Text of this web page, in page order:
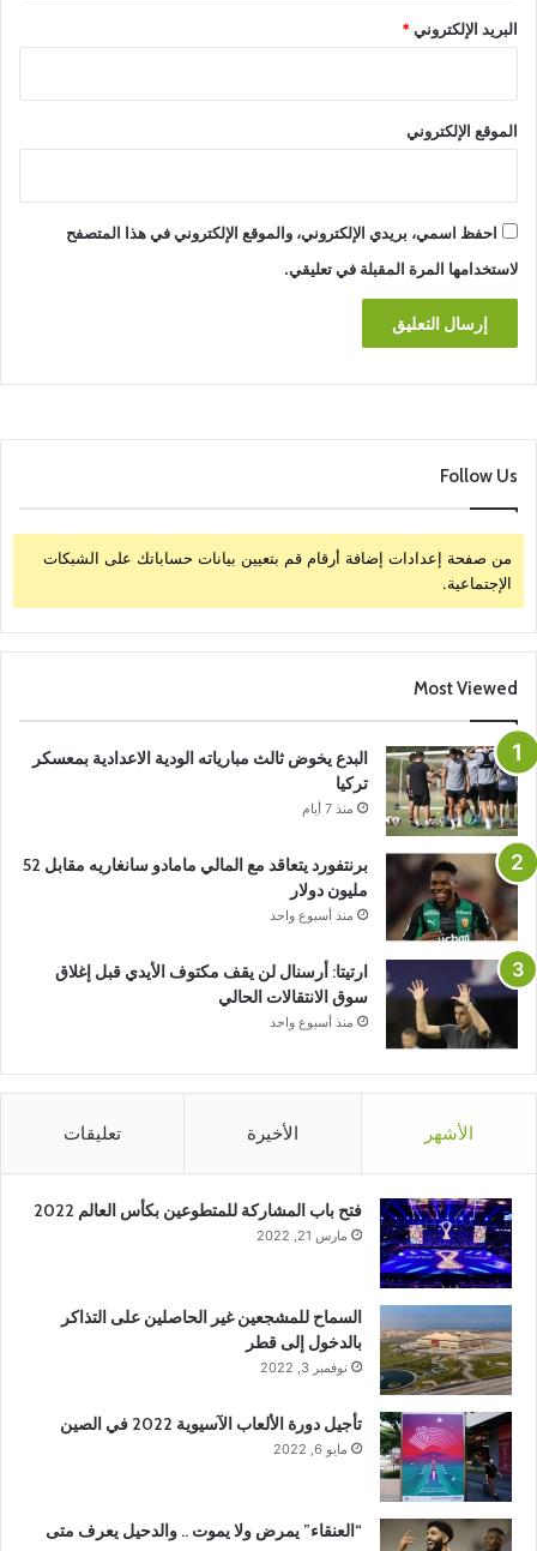
البريد الإلكتروني*
الموقع الإلكتروني
احفظ اسمي، بريدي الإلكتروني، والموقع الإلكتروني في هذا المتصفح
لاستخدامها المرة المقبلة في تعليقي.
Follow Us
من صفحة إعدادات إضافة أرقام قم بتعيين بيانات حساباتك على الشبكات
الإجتماعية.
Most Viewed
البدع يخوض ثالث مبارياته الودية الاعدادية بمعسكر
تركيا
منذ 7 أيام
برنتفورد يتعاقد مع المالي مامادو سانغاريه مقابل 52
مليون دولار
منذ أسبوع واحد
ارتيتا: أرسنال لن يقف مكتوف الأيدي قبل إغلاق
سوق الانتقالات الحالي
منذ أسبوع واحد
الأشهر الأخيرة تعليقات
فتح باب المشاركة للمتطوعين بكأس العالم 2022
مارس 21, 2022
السماح للمشجعين غير الحاصلين على التذاكر
بالدخول إلى قطر
نوفمبر 3, 2022
تأجيل دورة الألعاب الآسيوية 2022 في الصين
مايو 6, 2022
“العنقاء” يمرض ولا يموت .. والدحيل يعرف متى